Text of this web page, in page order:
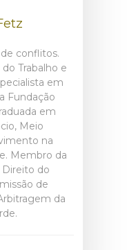
conflitos.
Trabalho e
em
Fundação
em
Meio
na
Membro da
Direito do
de
da